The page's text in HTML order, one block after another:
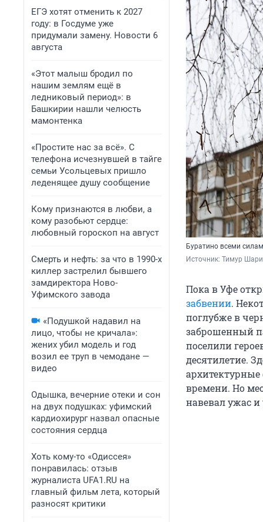
ЕГЭ хотят отменить к 2027
году: в Госдуме уже
придумали замену. Новости 6
августа
«Этот малыш бродил по
нашим землям ещё в
ледниковый период»: в
Башкирии нашли челюсть
мамонтенка
«Простите нас за всё». С
телефона исчезнувшей в тайге
семьи Усольцевых пришло
леденящее душу сообщение
Кому признаются в любви, а
кому разобьют сердце:
любовный гороскоп на август
Смерть и нефть: за что в 1990-х
киллер застрелил бывшего
замдиректора Ново-
Уфимского завода
«Подушкой надавил на
лицо, чтобы не кричала»:
жених убил модель и год
возил ее труп в чемодане —
видео
Одышка, вечерние отеки и сон
на двух подушках: уфимский
кардиохирург назвал опасные
состояния сердца
Хоть кому-то «Одиссея»
понравилась: отзыв
журналиста UFA1.RU на
главный фильм лета, который
разносят критики
Буратино всеми
Источник: Тимур
Пока в Уфе
забвении.
поглубже в
заброшенный
поселили
десятилетие.
времени. Но
навевал ужас